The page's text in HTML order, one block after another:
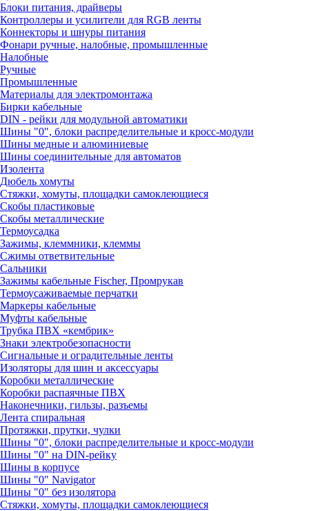
Блоки питания, драйверы
Контроллеры и усилители для RGB ленты
Коннекторы и шнуры питания
Фонари ручные, налобные, промышленные
Налобные
Ручные
Промышленные
Материалы для электромонтажа
Бирки кабельные
DIN - рейки для модульной автоматики
Шины "0", блоки распределительные и кросс-модули
Шины медные и алюминиевые
Шины соединительные для автоматов
Изолента
Дюбель хомуты
Стяжки, хомуты, площадки самоклеющиеся
Скобы пластиковые
Скобы металлические
Термоусадка
Зажимы, клеммники, клеммы
Сжимы ответвительные
Сальники
Зажимы кабельные Fischer, Промрукав
Термоусаживаемые перчатки
Маркеры кабельные
Муфты кабельные
Трубка ПВХ «кембрик»
Знаки электробезопасности
Сигнальные и оградительные ленты
Изоляторы для шин и аксессуары
Коробки металлические
Коробки распаячные ПВХ
Наконечники, гильзы, разъемы
Лента спиральная
Протяжки, прутки, чулки
Шины "0", блоки распределительные и кросс-модули
Шины "0" на DIN-рейку
Шины в корпусе
Шины "0" Navigator
Шины "0" без изолятора
Стяжки, хомуты, площадки самоклеющиеся